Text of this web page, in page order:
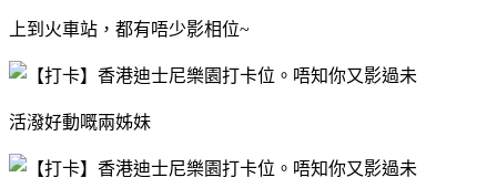
上到火車站，都有唔少影相位~
活潑好動嘅兩姊妹